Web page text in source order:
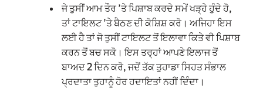
ਜੇ ਤੁਸੀਂ ਆਮ ਤੌਰ ’ਤੇ ਪਿਸ਼ਾਬ ਕਰਦੇ ਸਮੇਂ ਖੜ੍ਹੇ ਹੁੰਦੇ ਹੋ,
ਤਾਂ ਟਾਇਲਟ ’ਤੇ ਬੈਠਣ ਦੀ ਕੋਸ਼ਿਸ਼ ਕਰੋ। ਅਜਿਹਾ ਇਸ
ਲਈ ਹੈ ਤਾਂ ਜੋ ਤੁਸੀਂ ਟਾਇਲਟ ਤੋਂ ਇਲਾਵਾ ਕਿਤੇ ਵੀ ਪਿਸ਼ਾਬ
ਕਰਨ ਤੋਂ ਬਚ ਸਕੋ। ਇਸ ਤਰ੍ਹਾਂ ਆਪਣੇ ਇਲਾਜ ਤੋਂ
ਬਾਅਦ 2 ਦਿਨ ਕਰੋ, ਜਦੋਂ ਤੱਕ ਤੁਹਾਡਾ ਸਿਹਤ ਸੰਭਾਲ
ਪ੍ਰਦਾਤਾ ਤੁਹਾਨੂੰ ਹੋਰ ਹਦਾਇਤਾਂ ਨਹੀਂ ਦਿੰਦਾ।